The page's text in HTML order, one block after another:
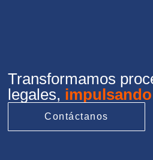
Transformamos
legales,
Contáctanos